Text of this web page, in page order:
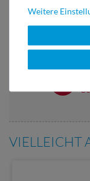
VIELLEICHT
Weitere